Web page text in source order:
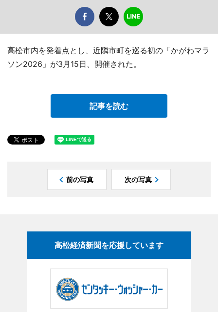
高松市内を発着点とし、近隣市町を巡る初の「かがわマラ
ソン2026」が3月15日、開催された。
記事を読む
前の写真 次の写真
高松経済新聞を応援しています